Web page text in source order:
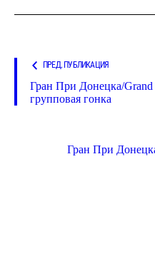
ПРЕД. ПУБЛИКАЦИЯ
Гран При Донецка/
групповая гонка
Гран При